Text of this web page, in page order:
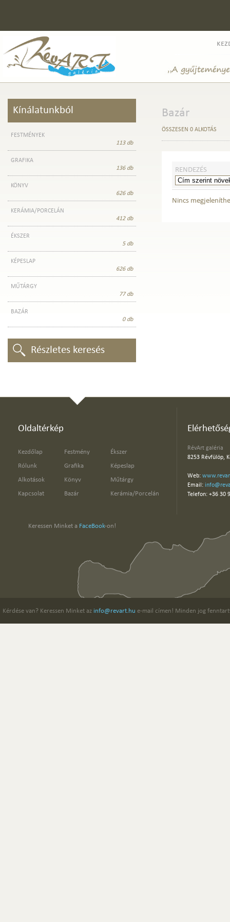
Kínálatunkból
FESTMÉNYEK
113 db
GRAFIKA
136 db
KÖNYV
626 db
KERÁMIA/PORCELÁN
412 db
ÉKSZER
5 db
KÉPESLAP
626 db
MŰTÁRGY
77 db
BAZÁR
0 db
Részletes keresés
Bazár
ÖSSZESEN 0 ALKOTÁS
RENDEZÉS
Nincs
Oldaltérkép
Kezdőlap Festmény Ékszer
Rólunk Grafika Képeslap
Alkotások Könyv Műtárgy
Kapcsolat Bazár Kerámia/Porcelán
Keressen Minket a FaceBook-on!
RévArt galéria
8253 Révfülöp,
Web:
Email:
Telefon: +36 30
Kérdése van? Keressen Minket az info@revart.hu e-mail címen! Minden jog